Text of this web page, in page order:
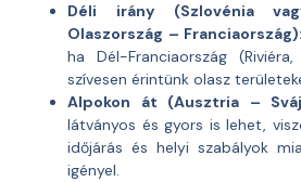
Déli irány (Szlovénia
Olaszország – Franciaország):
ha Dél-Franciaország
szívesen érintünk olasz
Alpokon át (Ausztria –
látványos és gyors is lehet,
időjárás és helyi szabályok
igényel.